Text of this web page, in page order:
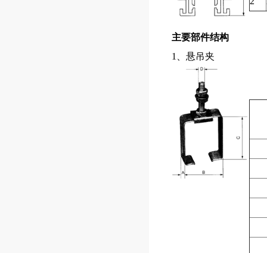
主要部件结构
1、悬吊夹